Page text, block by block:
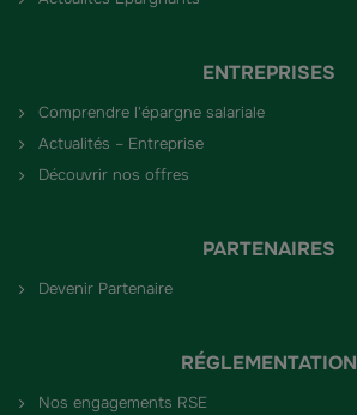
ENTREPRISES
Comprendre l'épargne salariale
Actualités – Entreprise
Découvrir nos offres
PARTENAIRES
Devenir Partenaire
RÉGLEMENTATION
Nos engagements RSE